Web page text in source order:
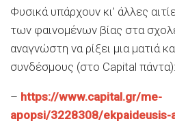
Φυσικά υπάρχουν κι’ άλλες
των φαινομένων βίας στα
αναγνώστη να ρίξει μια ματιά
συνδέσμους (στο Capital πάντα):
– https://www.capital.gr/me-
apopsi/3228308/ekpaideusis-